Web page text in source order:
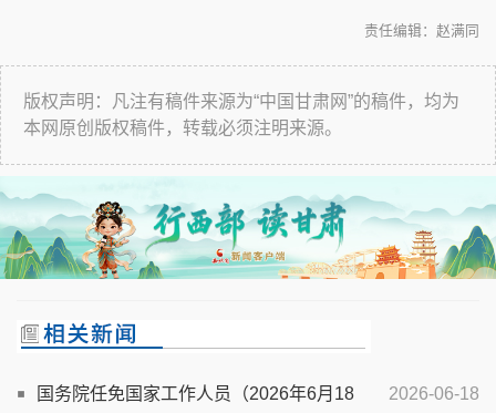
责任编辑：赵满同
版权声明：凡注有稿件来源为“中国甘肃网”的稿件，均为
本网原创版权稿件，转载必须注明来源。
2026-06-18
国务院任免国家工作人员（2026年6月18